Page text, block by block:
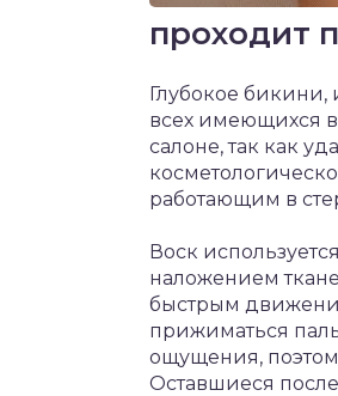
проходит
Глубокое
всех имеющихся
салоне, так как
работающим в
Воск
наложением
быстрым
прижиматься
ощущения,
Оставшиеся